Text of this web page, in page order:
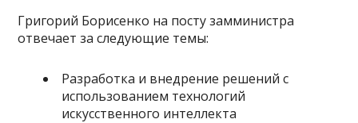
Григорий Борисенко на посту замминистра
отвечает за следующие темы:
Разработка и внедрение решений с
использованием технологий
искусственного интеллекта